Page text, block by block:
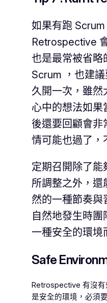
如果有跑 Scrum
Retrospective
也是最常被省略
Scrum ，也建
久開一次，雖然
心中的想法如果
後還要回顧會非
情可能也過了，
定期召開除了能
所調整之外，還
然的一種節奏與
自然地發生時
一種安全的環境
Safe
Retrospective 有沒
是安全的環境，必須